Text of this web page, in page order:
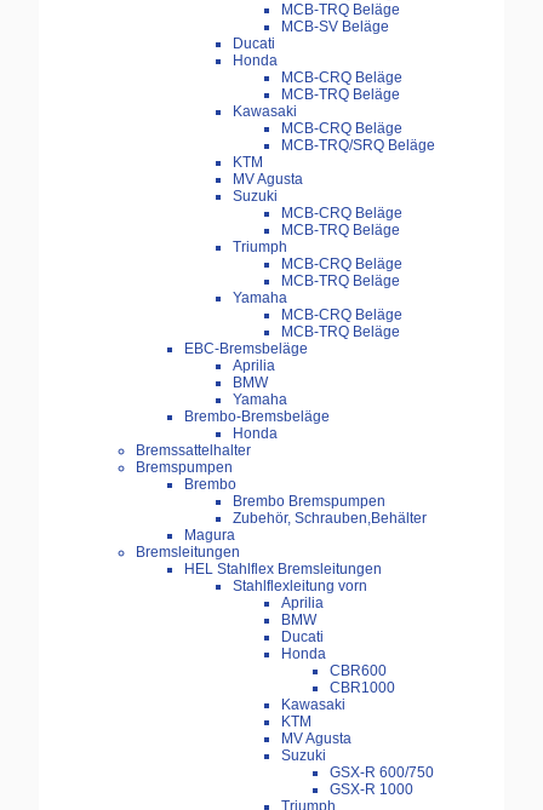
MCB-TRQ Beläge
MCB-SV Beläge
Ducati
Honda
MCB-CRQ Beläge
MCB-TRQ Beläge
Kawasaki
MCB-CRQ Beläge
MCB-TRQ/SRQ Beläge
KTM
MV Agusta
Suzuki
MCB-CRQ Beläge
MCB-TRQ Beläge
Triumph
MCB-CRQ Beläge
MCB-TRQ Beläge
Yamaha
MCB-CRQ Beläge
MCB-TRQ Beläge
EBC-Bremsbeläge
Aprilia
BMW
Yamaha
Brembo-Bremsbeläge
Honda
Bremssattelhalter
Bremspumpen
Brembo
Brembo Bremspumpen
Zubehör, Schrauben,Behälter
Magura
Bremsleitungen
HEL Stahlflex Bremsleitungen
Stahlflexleitung vorn
Aprilia
BMW
Ducati
Honda
CBR600
CBR1000
Kawasaki
KTM
MV Agusta
Suzuki
GSX-R 600/750
GSX-R 1000
Triumph